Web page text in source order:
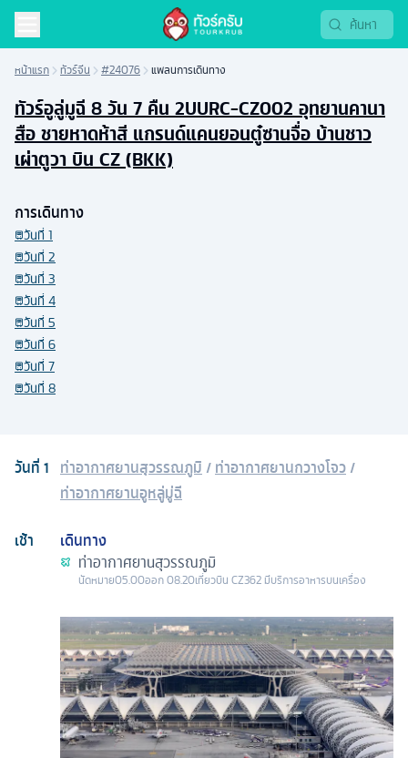
หน้าแรก ทัวร์จีน #24076 แพลนการเดินทาง
ทัวร์อูลู่มูฉี 8 วัน 7 คืน 2UURC-CZ002 อุทยานคานา
สือ ชายหาดห้าสี แกรนด์แคนยอนตู๋ซานจื่อ บ้านชาว
เผ่าตูวา บิน CZ (BKK)
วันที่1 ท่าอากาศยานสุวรรณภูมิ /ท่าอากาศยานกวางโจว/
ท่าอากาศยานอูหลู่มู่ฉี
เช้า
เดินทาง
ท่าอากาศยานสุวรรณภูมิ
นัดหมาย05.00ออก08.20เที่ยวบิน CZ362 มีบริการอาหารบนเครื่อง
การเดินทาง
วันที่ 1
วันที่ 2
วันที่ 3
วันที่ 4
วันที่ 5
วันที่ 6
วันที่ 7
วันที่ 8